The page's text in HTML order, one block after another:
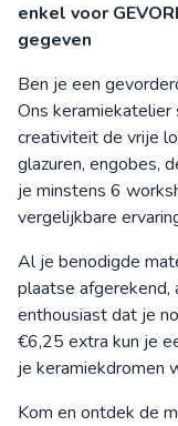
enkel voor
gegeven
Ben je een
Ons
creativiteit de vrije
glazuren, engobes,
je minstens 6
vergelijkbare
Al je benodigde
plaatse afgerekend,
enthousiast dat je
€6,25 extra kun je
je keramiekdromen
Kom en ontdek de